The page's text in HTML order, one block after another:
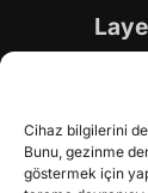
Cihaz bilgilerini
Bunu, gezinme
göstermek için